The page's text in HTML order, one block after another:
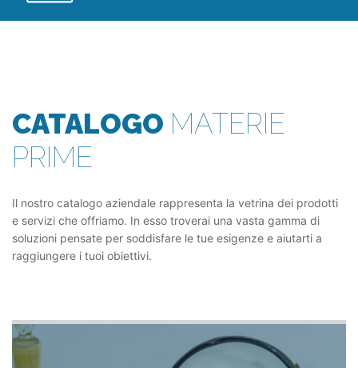
CATALOGO MATERIE
PRIME
Il nostro catalogo aziendale rappresenta la vetrina dei prodotti
e servizi che offriamo. In esso troverai una vasta gamma di
soluzioni pensate per soddisfare le tue esigenze e aiutarti a
raggiungere i tuoi obiettivi.